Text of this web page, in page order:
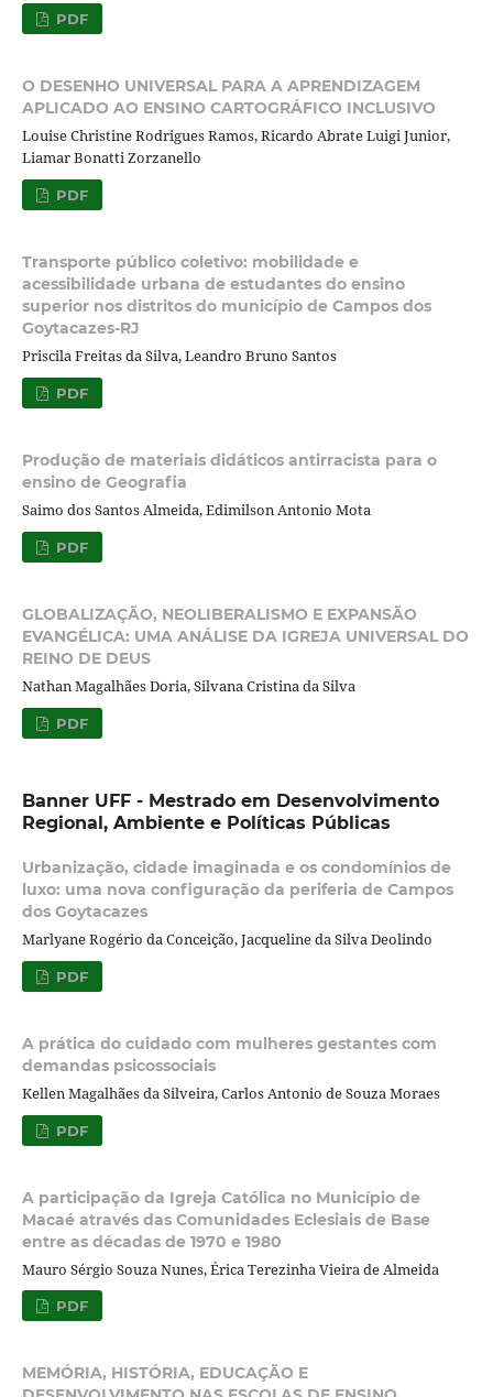
PDF
O DESENHO UNIVERSAL PARA A APRENDIZAGEM
APLICADO AO ENSINO CARTOGRÁFICO INCLUSIVO
Louise Christine Rodrigues Ramos, Ricardo Abrate Luigi Junior,
Liamar Bonatti Zorzanello
PDF
Transporte público coletivo: mobilidade e
acessibilidade urbana de estudantes do ensino
superior nos distritos do município de Campos dos
Goytacazes-RJ
Priscila Freitas da Silva, Leandro Bruno Santos
PDF
Produção de materiais didáticos antirracista para o
ensino de Geografia
Saimo dos Santos Almeida, Edimilson Antonio Mota
PDF
GLOBALIZAÇÃO, NEOLIBERALISMO E EXPANSÃO
EVANGÉLICA: UMA ANÁLISE DA IGREJA UNIVERSAL DO
REINO DE DEUS
Nathan Magalhães Doria, Silvana Cristina da Silva
PDF
Banner UFF - Mestrado em Desenvolvimento
Regional, Ambiente e Políticas Públicas
Urbanização, cidade imaginada e os condomínios de
luxo: uma nova configuração da periferia de Campos
dos Goytacazes
Marlyane Rogério da Conceição, Jacqueline da Silva Deolindo
PDF
A prática do cuidado com mulheres gestantes com
demandas psicossociais
Kellen Magalhães da Silveira, Carlos Antonio de Souza Moraes
PDF
A participação da Igreja Católica no Município de
Macaé através das Comunidades Eclesiais de Base
entre as décadas de 1970 e 1980
Mauro Sérgio Souza Nunes, Érica Terezinha Vieira de Almeida
PDF
MEMÓRIA, HISTÓRIA, EDUCAÇÃO E